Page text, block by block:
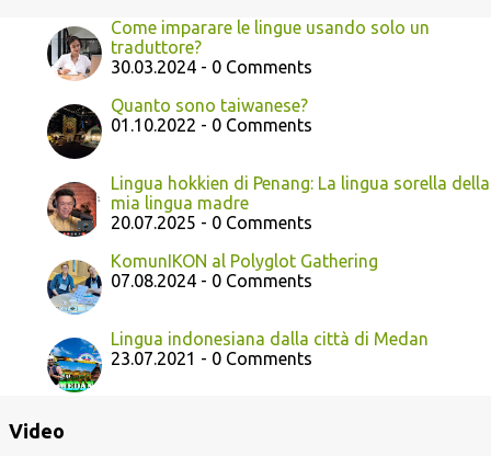
Come imparare le lingue usando solo un
traduttore?
30.03.2024 - 0 Comments
Quanto sono taiwanese?
01.10.2022 - 0 Comments
Lingua hokkien di Penang: La lingua sorella della
mia lingua madre
20.07.2025 - 0 Comments
KomunIKON al Polyglot Gathering
07.08.2024 - 0 Comments
Lingua indonesiana dalla città di Medan
23.07.2021 - 0 Comments
Video